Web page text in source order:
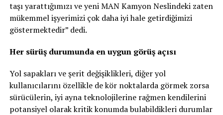
taşı yarattığımızı ve yeni MAN Kamyon Neslindeki zaten
mükemmel işyerimizi çok daha iyi hale getirdiğimizi
göstermektedir” dedi.
Her sürüş durumunda en uygun görüş açısı
Yol sapakları ve şerit değişiklikleri, diğer yol
kullanıcılarını özellikle de kör noktalarda görmek zorsa
sürücülerin, iyi ayna teknolojilerine rağmen kendilerini
potansiyel olarak kritik konumda bulabildikleri durumlar